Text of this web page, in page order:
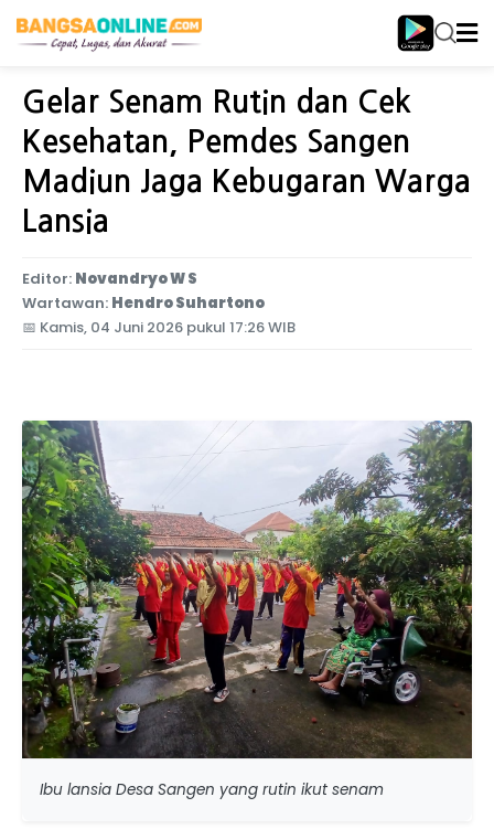
Home Jawa Timur
Gelar Senam Rutin dan Cek
Kesehatan, Pemdes Sangen
Madiun Jaga Kebugaran Warga
Lansia
Editor: Novandryo W S
Wartawan: Hendro Suhartono
📅 Kamis, 04 Juni 2026 pukul 17:26 WIB
Ibu lansia Desa Sangen yang rutin ikut senam